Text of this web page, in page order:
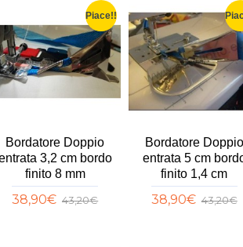
Piace!!
Bordatore Doppio
3,2 cm bordo
finito 8 mm
38,90€ 43,20€
Bordatore Doppio
entrata 5 cm
finito 1,4 cm
38,90€ 43,20€